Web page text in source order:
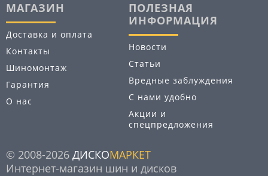
МАГАЗИН
Доставка и оплата
Контакты
Шиномонтаж
Гарантия
О нас
ПОЛЕЗНАЯ
ИНФОРМАЦИЯ
Новости
Статьи
Вредные заблуждения
С нами удобно
Акции и
спецпредложения
© 2008-2026 ДИСКОМАРКЕТ
Интернет-магазин шин и дисков